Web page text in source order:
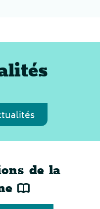
de la